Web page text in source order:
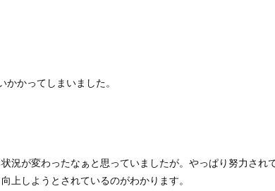
かってしまいました。
況が変わったなぁと思っていましたが。やっぱり努力され
上しようとされているのがわかります。